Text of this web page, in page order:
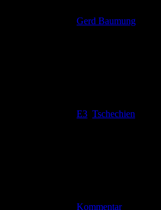
Gerd Baumung
E3 Tschechien
Kommentar